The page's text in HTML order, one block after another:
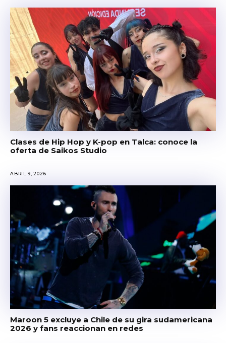
Clases de Hip Hop y K-pop en Talca: conoce la
oferta de Saikos Studio
ABRIL 9, 2026
Maroon 5 excluye a Chile de su gira sudamericana
2026 y fans reaccionan en redes